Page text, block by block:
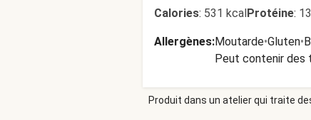
Calories: 531 kcalProtéine:
Allergènes:Moutarde•Gluten•
Peut contenir des
Produit dans un atelier qui traite